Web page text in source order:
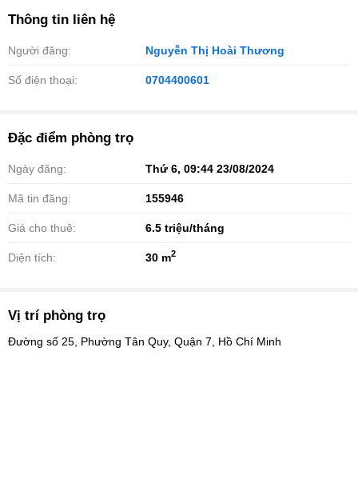
Thông tin liên hệ
Người đăng: Nguyễn Thị Hoài Thương
Số điện thoại: 0704400601
Đặc điểm phòng trọ
Ngày đăng: Thứ 6, 09:44 23/08/2024
Mã tin đăng: 155946
Giá cho thuê: 6.5 triệu/tháng
Diện tích: 30 m2
Vị trí phòng trọ
Đường số 25, Phường Tân Quy, Quận 7, Hồ Chí Minh